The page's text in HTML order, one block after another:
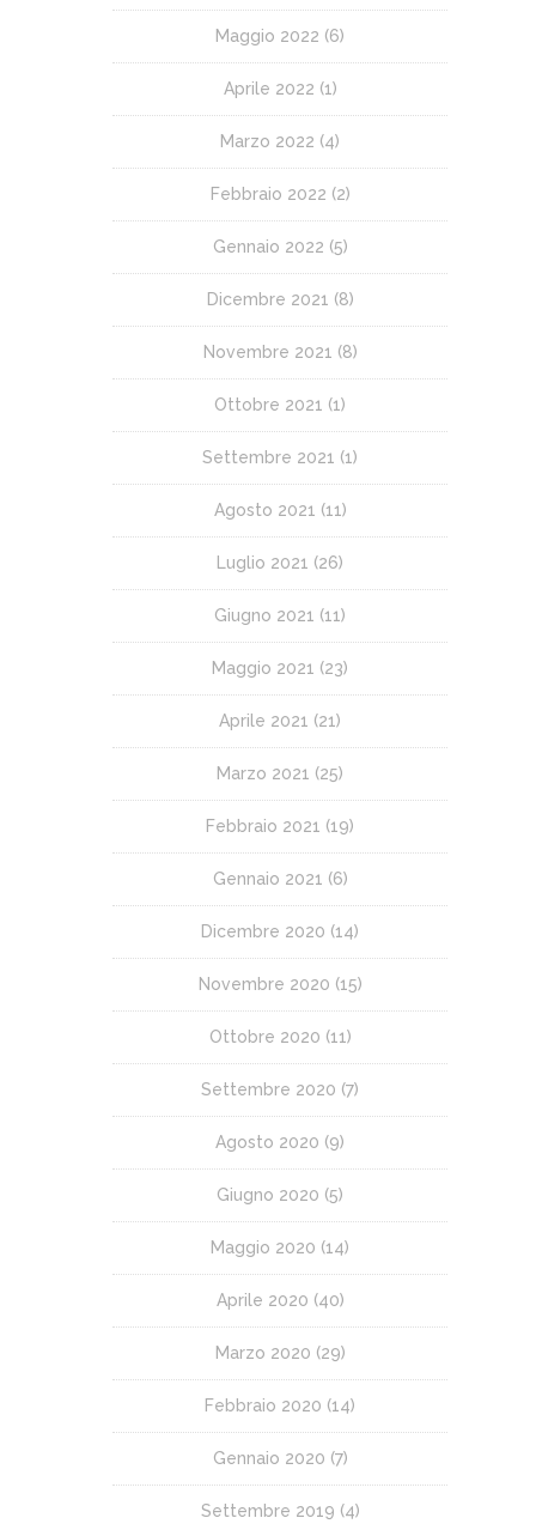
Maggio 2022 (6)
Aprile 2022 (1)
Marzo 2022 (4)
Febbraio 2022 (2)
Gennaio 2022 (5)
Dicembre 2021 (8)
Novembre 2021 (8)
Ottobre 2021 (1)
Settembre 2021 (1)
Agosto 2021 (11)
Luglio 2021 (26)
Giugno 2021 (11)
Maggio 2021 (23)
Aprile 2021 (21)
Marzo 2021 (25)
Febbraio 2021 (19)
Gennaio 2021 (6)
Dicembre 2020 (14)
Novembre 2020 (15)
Ottobre 2020 (11)
Settembre 2020 (7)
Agosto 2020 (9)
Giugno 2020 (5)
Maggio 2020 (14)
Aprile 2020 (40)
Marzo 2020 (29)
Febbraio 2020 (14)
Gennaio 2020 (7)
Settembre 2019 (4)